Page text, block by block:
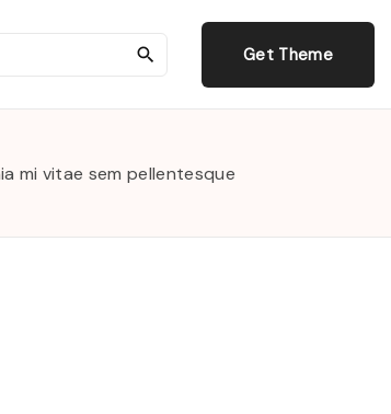
c
Get Theme
mi vitae sem pellentesque